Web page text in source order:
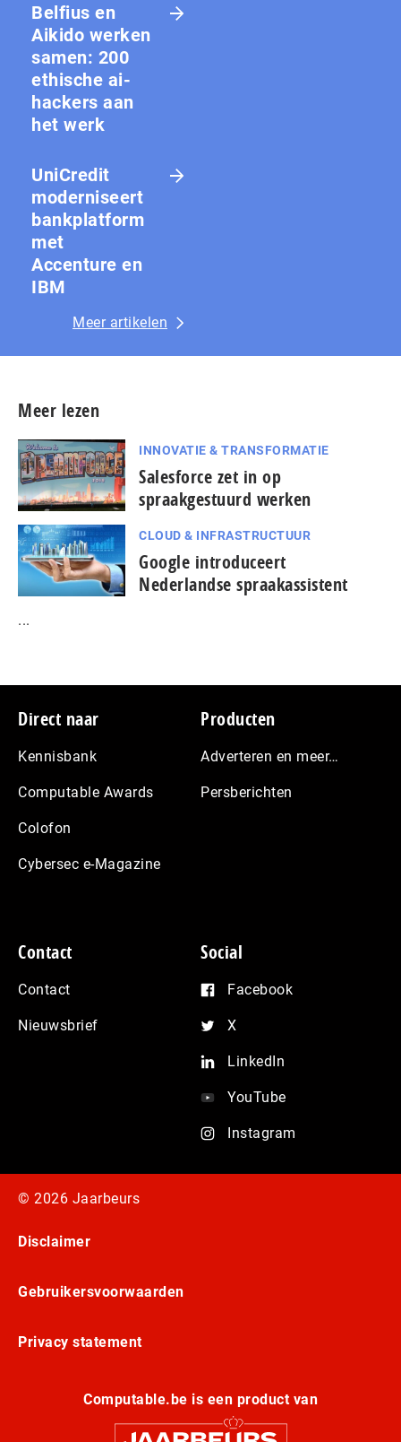
Belfius en
Aikido werken
samen: 200
ethische ai-
hackers aan
het werk
UniCredit
moderniseert
bankplatform
met
Accenture en
IBM
Meer artikelen
Meer lezen
INNOVATIE & TRANSFORMATIE
Salesforce zet in op
spraakgestuurd werken
CLOUD & INFRASTRUCTUUR
Google introduceert
Nederlandse spraakassistent
...
Footer
Direct naar
Kennisbank
Computable Awards
Colofon
Cybersec e-Magazine
Producten
Adverteren en meer…
Persberichten
Contact
Contact
Nieuwsbrief
Social
Facebook
X
LinkedIn
YouTube
Instagram
© 2026 Jaarbeurs
Disclaimer
Gebruikersvoorwaarden
Privacy statement
Computable.be is een product van